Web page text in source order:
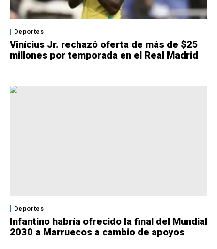
Deportes
Vinícius Jr. rechazó oferta de más de $25
millones por temporada en el Real Madrid
Deportes
Infantino habría ofrecido la final del Mundial
2030 a Marruecos a cambio de apoyos